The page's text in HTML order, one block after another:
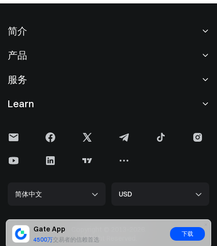
Gate App
4500万交易者的信赖首选
下载
简介
新闻中心
Cookie 政策
储备金
安全方案
产品
现货交易
理财中心
Alpha
Gate Pay
服务
费率标准
上币申请
开发者中心（API）
Learn
Gate 快讯
以太坊 (ETH) 升级
大数据
简体中文 USD
All Right Reserved.